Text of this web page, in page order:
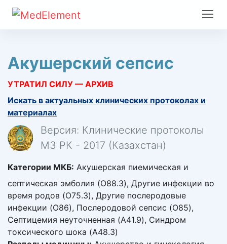
Акушерский сепсис
УТРАТИЛ СИЛУ — АРХИВ
Искать в актуальных клинических протоколах и
материалах
Версия: Клинические протоколы
МЗ РК - 2017 (Казахстан)
Категории МКБ: Акушерская пиемическая и
септическая эмболия (O88.3), Другие инфекции во
время родов (O75.3), Другие послеродовые
инфекции (O86), Послеродовой сепсис (O85),
Септицемия неуточненная (A41.9), Синдром
токсического шока (A48.3)